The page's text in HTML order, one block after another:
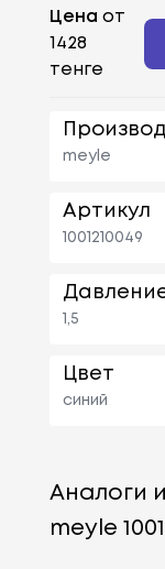
Цена от
1428
тенге
meyle
Артикул
1001210049
1,5
Цвет
синий
Аналоги
meyle